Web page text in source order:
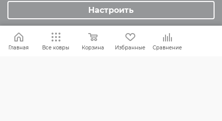
2022-2026 © Интернет магазин
MR-KOVER.RU
Авторские права защищены. Воспроизведение
Главная Все ковры Корзина Избранные Сравнение
Настроить